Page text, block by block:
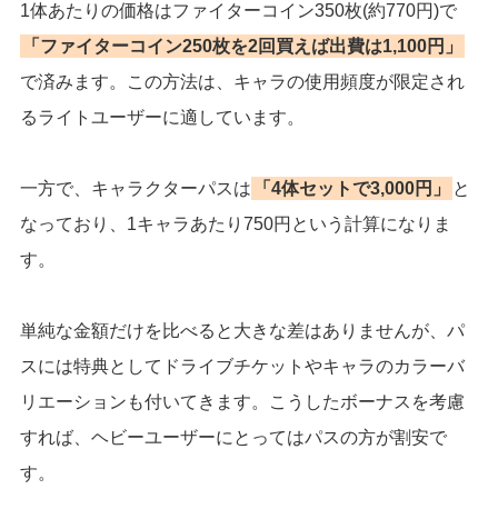
1体あたりの価格はファイターコイン350枚(約770円)で
「ファイターコイン250枚を2回買えば出費は1,100円」
で済みます。この方法は、キャラの使用頻度が限定され
るライトユーザーに適しています。
一方で、キャラクターパスは 「4体セットで3,000円」
と
なっており、1キャラあたり750円という計算になりま
す。
単純な金額だけを比べると大きな差はありませんが、パ
スには特典としてドライブチケットやキャラのカラーバ
リエーションも付いてきます。こうしたボーナスを考慮
すれば、ヘビーユーザーにとってはパスの方が割安で
す。